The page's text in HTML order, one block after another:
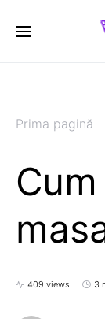
Prima pagină
409 views 3